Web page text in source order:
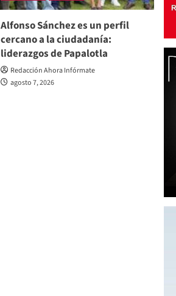
Alfonso Sánchez es un perfil
cercano a la ciudadanía:
liderazgos de Papalotla
Redacción Ahora Infórmate
agosto 7, 2026